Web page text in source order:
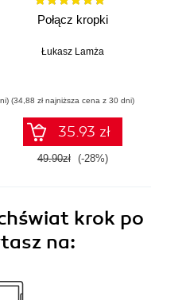
Połącz kropki
Łukasz Lamża
(34,88 zł najniższa cena z 30 dni)
35.93 zł
49.90zł (-28%)
krok po
na: